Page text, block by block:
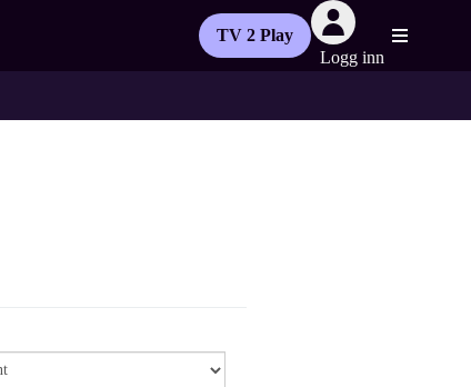
TV 2 Play
Logg inn